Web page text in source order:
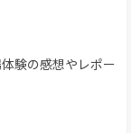
験の感想やレポー